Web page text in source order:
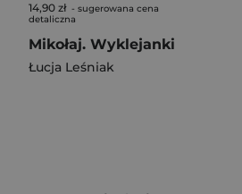
14,90 zł - sugerowana cena
detaliczna
Mikołaj. Wyklejanki
Łucja Leśniak